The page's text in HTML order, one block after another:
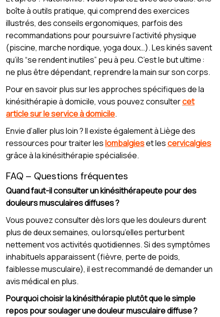
boîte à outils pratique, qui comprend des exercices
illustrés, des conseils ergonomiques, parfois des
recommandations pour poursuivre l’activité physique
(piscine, marche nordique, yoga doux…). Les kinés savent
qu’ils “se rendent inutiles” peu à peu. C’est le but ultime :
ne plus être dépendant, reprendre la main sur son corps.
Pour en savoir plus sur les approches spécifiques de la
kinésithérapie à domicile, vous pouvez consultercet
article sur le service à domicile.
Envie d’aller plus loin ? Il existe également à Liège des
ressources pour traiter leslombalgieset lescervicalgies
grâce à la kinésithérapie spécialisée.
FAQ – Questions fréquentes
Quand faut-il consulter un kinésithérapeute pour des
douleurs musculaires diffuses ?
Vous pouvez consulter dès lors que les douleurs durent
plus de deux semaines, ou lorsqu’elles perturbent
nettement vos activités quotidiennes. Si des symptômes
inhabituels apparaissent (fièvre, perte de poids,
faiblesse musculaire), il est recommandé de demander un
avis médical en plus.
Pourquoi choisir la kinésithérapie plutôt que le simple
repos pour soulager une douleur musculaire diffuse ?